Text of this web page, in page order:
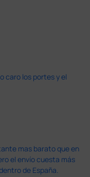
caro los portes y el
mas barato que en
el envío cuesta más
de España.